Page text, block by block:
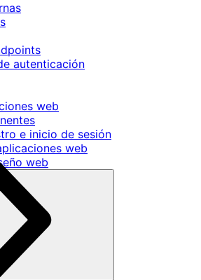
autenticación
web
e inicio de sesión
web
web